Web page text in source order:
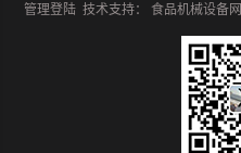
管理登陆 技术支持：食品机械设备网